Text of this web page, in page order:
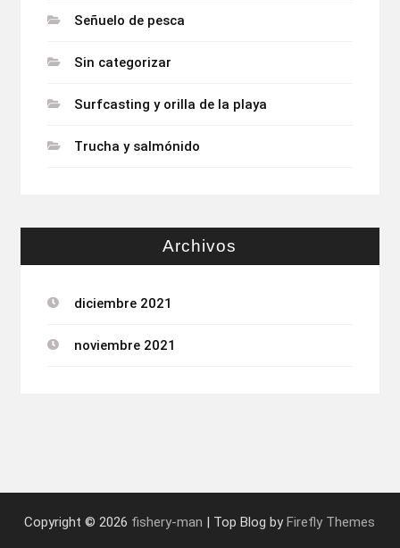
Señuelo de pesca
Sin categorizar
Surfcasting y orilla de la playa
Trucha y salmónido
Archivos
diciembre 2021
noviembre 2021
Copyright © 2026 fishery-man | Top Blog byFirefly Themes